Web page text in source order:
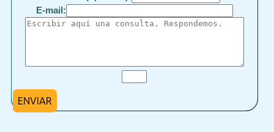
E-mail:
ENVIAR